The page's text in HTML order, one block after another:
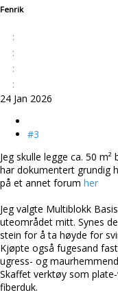
Fenrik
24 Jan 2026
#3
Jeg skulle legge ca. 50
har dokumentert grundig
på et annet forum her
Jeg valgte Multiblokk
uteområdet mitt. Synes
stein for å ta høyde for
Kjøpte også fugesand
ugress- og
Skaffet verktøy som
fiberduk.